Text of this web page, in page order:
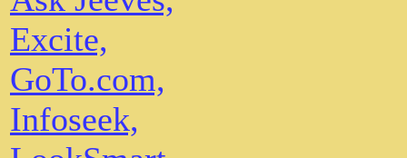
Excite,
GoTo.com,
Infoseek,